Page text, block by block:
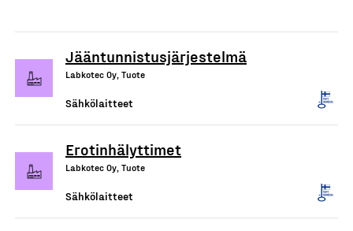
Jääntunnistusjärjestelmä
Labkotec Oy, Tuote
Sähkölaitteet
Erotinhälyttimet
Labkotec Oy, Tuote
Sähkölaitteet